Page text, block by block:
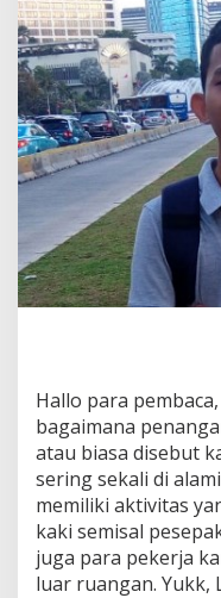
i
a
P
S
l
Hallo para
bagaimana
atau biasa disebut
sering sekali di
memiliki aktivitas
kaki semisal
juga para pekerja
luar ruangan. Yukk,